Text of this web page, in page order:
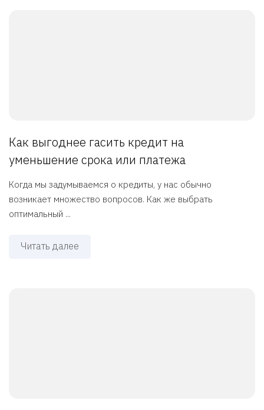
Как выгоднее гасить кредит на
уменьшение срока или платежа
Когда мы задумываемся о кредиты, у нас обычно
возникает множество вопросов. Как же выбрать
оптимальный ...
Читать далее